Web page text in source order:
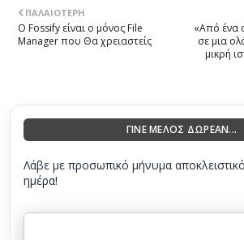
«Από ένα
σε μια
μικρή
ΠΑΛΑΙΌΤΕΡΗ
Ο Fossify είναι ο μόνος File
Manager που Θα χρειαστείς
ΓΙΝΕ ΜΕΛΟΣ ΔΩΡΕΑΝ...
Λάβε με προσωπικό μήνυμα
ημέρα!